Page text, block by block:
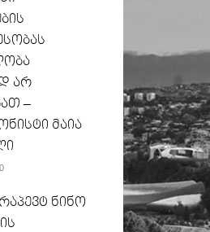
არ
–
მაია
ნინო